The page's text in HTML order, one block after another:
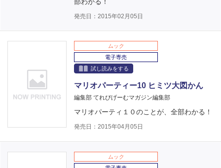
発売日：2015年02月05日
ムック
電子専売
試し読みをする
マリオパーティー10 ヒミツ大図かん
編集部 てれびげーむマガジン編集部
マリオパーティ１０のことが、全部わかる！
発売日：2015年04月05日
ムック